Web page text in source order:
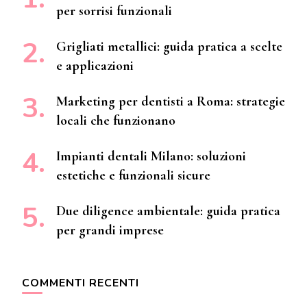
per sorrisi funzionali
Grigliati metallici: guida pratica a scelte
e applicazioni
Marketing per dentisti a Roma: strategie
locali che funzionano
Impianti dentali Milano: soluzioni
estetiche e funzionali sicure
Due diligence ambientale: guida pratica
per grandi imprese
COMMENTI RECENTI